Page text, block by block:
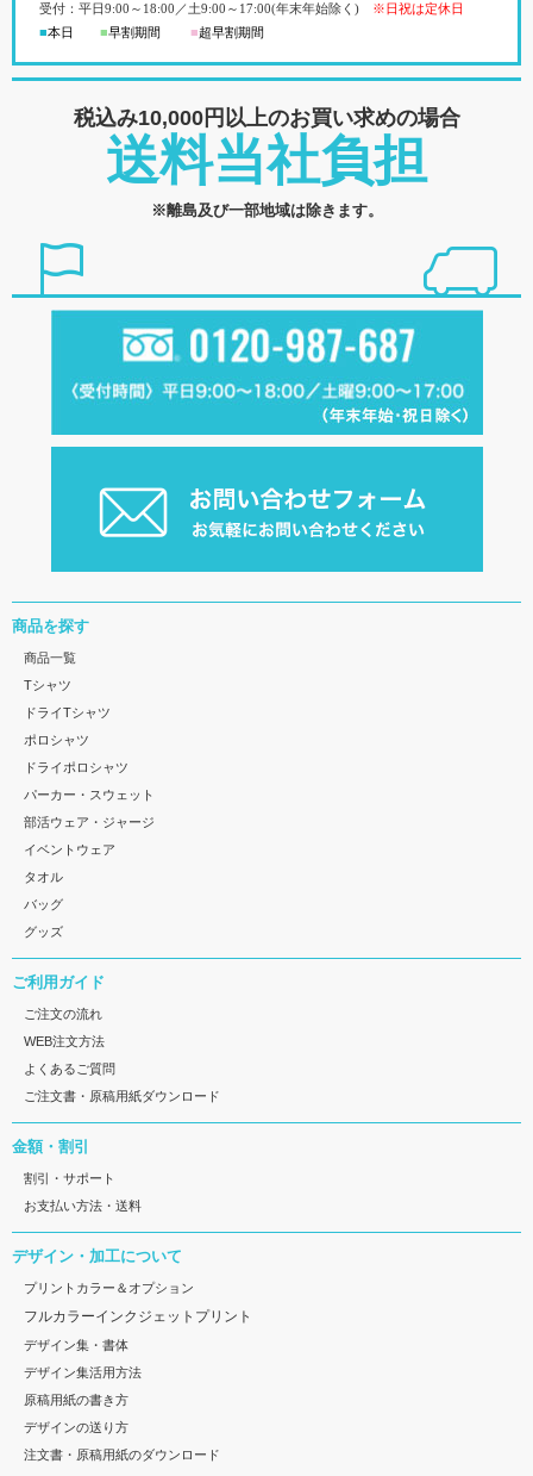
受付：平日9:00 ～18:00 ／ 土9:00 ～ 17:00(年末年始除く) ※日祝は定休日
■本日 ■早割期間 ■超早割期間
税込み10,000円以上のお買い求めの場合
送料当社負担
※離島及び一部地域は除きます。
商品を探す
商品一覧
Tシャツ
ドライTシャツ
ポロシャツ
ドライポロシャツ
パーカー・スウェット
部活ウェア・ジャージ
イベントウェア
タオル
バッグ
グッズ
ご利用ガイド
ご注文の流れ
WEB注文方法
よくあるご質問
ご注文書・原稿用紙ダウンロード
金額・割引
割引・サポート
お支払い方法・送料
デザイン・加工について
プリントカラー＆オプション
フルカラーインクジェットプリント
デザイン集・書体
デザイン集活用方法
原稿用紙の書き方
デザインの送り方
注文書・原稿用紙のダウンロード